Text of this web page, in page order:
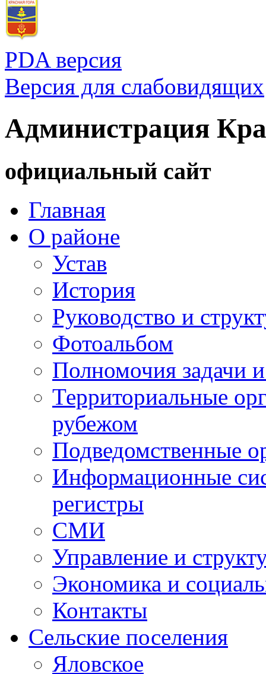
PDA версия
Версия для слабовидящих
Администрация
официальный сайт
Главная
О районе
Устав
История
Руководство и
Фотоальбом
Полномочия задачи
Территориальные
рубежом
Подведомственные
Информационные
регистры
СМИ
Управление и
Экономика и
Контакты
Сельские поселения
Яловское